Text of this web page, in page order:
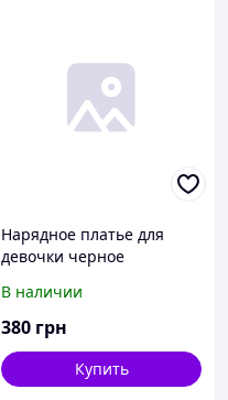
Нарядное платье для
девочки черное
В наличии
380 грн
Купить